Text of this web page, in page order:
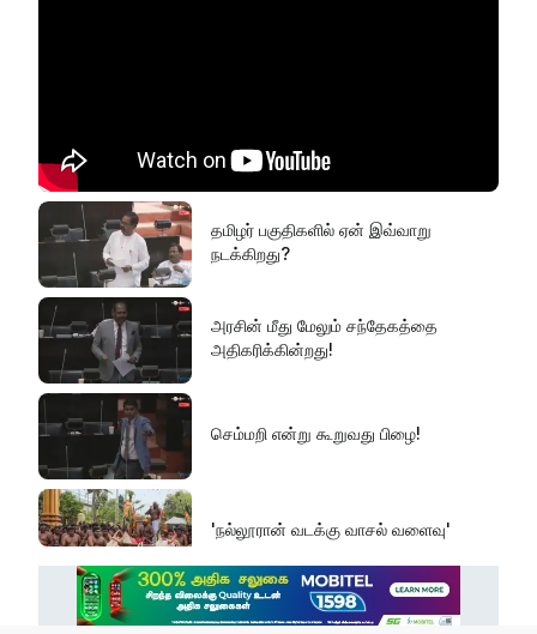
தமிழர் பகுதிகளில் ஏன் இவ்வாறு
நடக்கிறது?
அரசின் மீது மேலும் சந்தேகத்தை
அதிகரிக்கின்றது!
செம்மறி என்று கூறுவது பிழை!
'நல்லூரான் வடக்கு வாசல் வளைவு'
எல் நினோவை எதிர்கொள்ளத் தயாராக